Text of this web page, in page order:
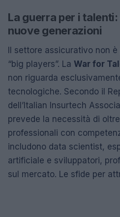
La guerra per i
nuove generazioni
Il settore assicurativo non
“big players”. La War for
non riguarda
tecnologiche. Secondo il
dell’Italian Insurtech
prevede la necessità di
professionali con
includono data scientist,
artificiale e sviluppatori,
sul mercato. Le sfide per